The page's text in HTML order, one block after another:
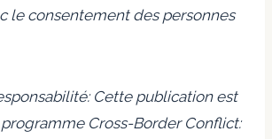
le consentement des personnes
Cette publication est
Cross-Border Conflict: